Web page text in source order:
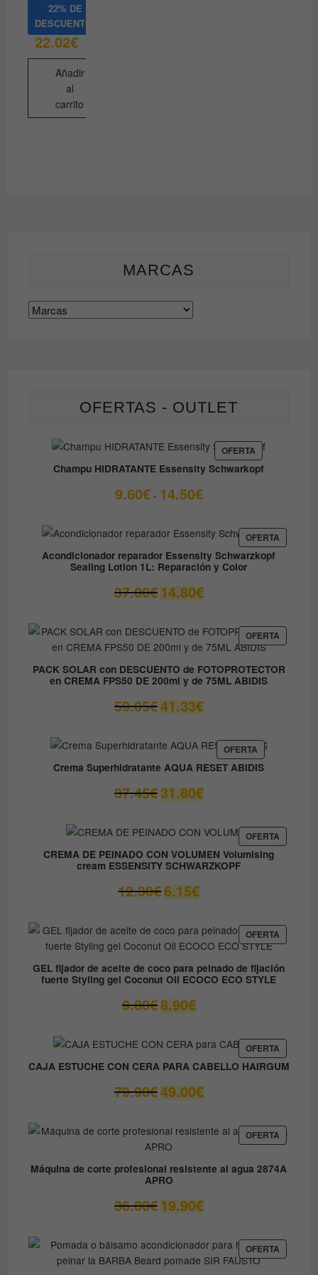
22% DE
DESCUENTO
22.02€
Añadir
al
carrito
MARCAS
OFERTAS - OUTLET
OFERTA PRODUCTO
EN
OFERTA
Champu HIDRATANTE Essensity Schwarkopf
9.60€ - 14.50€Rango
desde
9.60€
hasta
14.50€
OFERTA
EN
Acondicionador reparador Essensity Schwarzkopf
Sealing Lotion 1L: Reparación y Color
37.00€ El
precio
era:
37.00€.
14.80€El
precio
es:
14.80€.
OFERTA
EN
PACK SOLAR con DESCUENTO de FOTOPROTECTOR
en CREMA FPS50 DE 200ml y de 75ML ABIDIS
59.05€ El
precio
era:
59.05€.
41.33€El
precio
es:
41.33€.
OFERTAPRODUCTO
EN
OFERTA
Crema Superhidratante AQUA RESET ABIDIS
37.45€ El
precio
era:
37.45€.
31.80€El
precio
es:
31.80€.
OFERTA
EN
CREMA DE PEINADO CON VOLUMEN Volumising
cream ESSENSITY SCHWARZKOPF
12.30€El
precio
era:
12.30€.
6.15€El
precio
es:
6.15€.
OFERTA
EN
GEL fijador de aceite de coco para peinado de fijación
fuerte Styling gel Coconut Oil ECOCO ECO STYLE
9.80€ El
precio
era:
9.80€.
8.90€El
precio
es:
8.90€.
OFERTA
EN
OFERTA
CAJA ESTUCHE CON CERA PARA CABELLO HAIRGUM
79.90€ El
precio
era:
79.90€.
49.00€El
precio
es:
OFERTA
EN
Máquina de corte profesional resistente al agua 2874A
APRO
36.00€ El
precio
era:
36.00€.
19.90€El
precio
es:
19.90€.
OFERTA
EN